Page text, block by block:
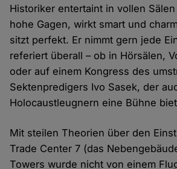
Historiker entertaint in vollen
hohe Gagen, wirkt smart und
sitzt perfekt. Er nimmt gern jede
referiert überall – ob in Hörsälen,
oder auf einem Kongress des
Sektenpredigers Ivo Sasek, der
Holocaustleugnern eine Bühne
Mit steilen Theorien über den
Trade Center 7 (das
Towers wurde nicht von einem